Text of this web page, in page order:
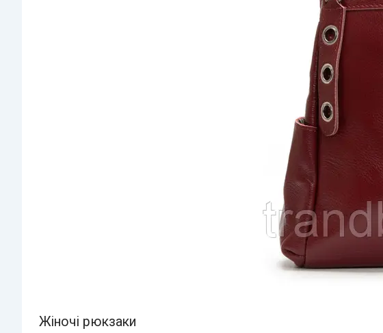
Жіночі рюкзаки